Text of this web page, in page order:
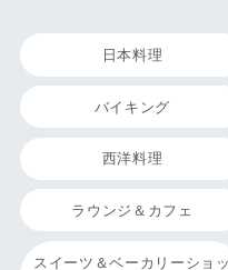
日本料理
バイキング
西洋料理
ラウンジ＆カフェ
スイーツ＆ベーカリーショッ